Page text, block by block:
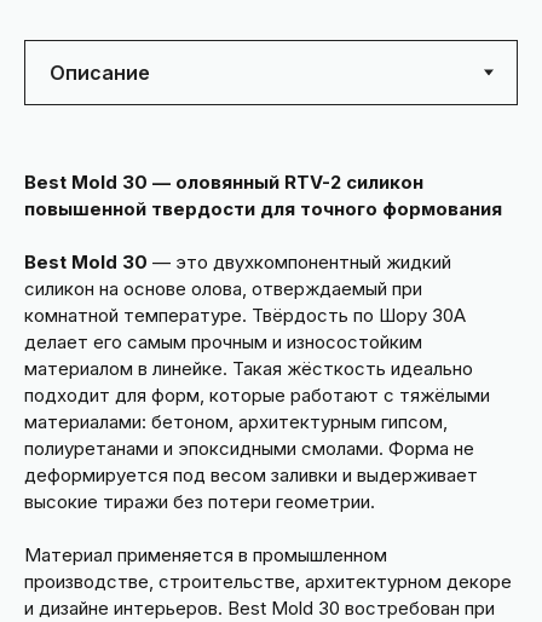
Best Mold 30 — оловянный RTV-2 силикон
повышенной твердости для точного формования
Best Mold 30 — это двухкомпонентный жидкий
силикон на основе олова, отверждаемый при
комнатной температуре. Твёрдость по Шору 30А
делает его самым прочным и износостойким
материалом в линейке. Такая жёсткость идеально
подходит для форм, которые работают с тяжёлыми
материалами: бетоном, архитектурным гипсом,
полиуретанами и эпоксидными смолами. Форма не
деформируется под весом заливки и выдерживает
высокие тиражи без потери геометрии.
Материал применяется в промышленном
производстве, строительстве, архитектурном декорe
и дизайне интерьеров. Best Mold 30 востребован при